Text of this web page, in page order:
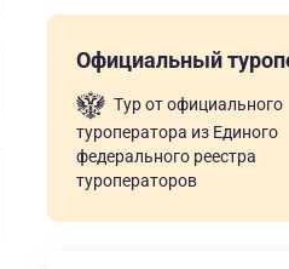
Официальный
Тур от официального
туроператора из Единого
федерального реестра
туроператоров